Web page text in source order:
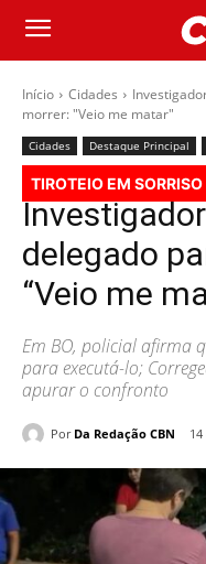
Início Cidades
morrer: "Veio me matar"
Cidades Destaque Principal
TIROTEIO EM SORRISO
delegado
“Veio me
Em BO, policial afirma
para executá-lo;
apurar o confronto
Por Da Redação CBN